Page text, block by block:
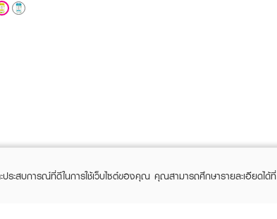
ระสบการณ์ที่ดีในการใช้เว็บไซต์ของคุณ คุณสามารถศึกษารายละเอียดได้ที่